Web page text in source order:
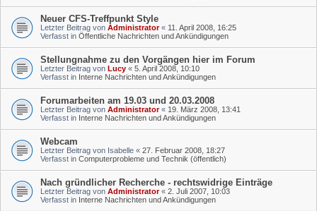
Neuer CFS-Treffpunkt Style
Letzter Beitrag von Administrator« 11. April 2008, 16:25
Verfasst in Öffentliche Nachrichten und Ankündigungen
Stellungnahme zu den Vorgängen hier im Forum
Letzter Beitrag von Lucy « 5. April 2008, 10:10
Verfasst in Interne Nachrichten und Ankündigungen
Forumarbeiten am 19.03 und 20.03.2008
Letzter Beitrag von Administrator« 19. März 2008, 13:41
Verfasst in Interne Nachrichten und Ankündigungen
Webcam
Letzter Beitrag von Isabelle « 27. Februar 2008, 18:27
Verfasst in Computerprobleme und Technik (öffentlich)
Nach gründlicher Recherche - rechtswidrige Einträge
Letzter Beitrag von Administrator« 2. Juli 2007, 10:03
Verfasst in Interne Nachrichten und Ankündigungen